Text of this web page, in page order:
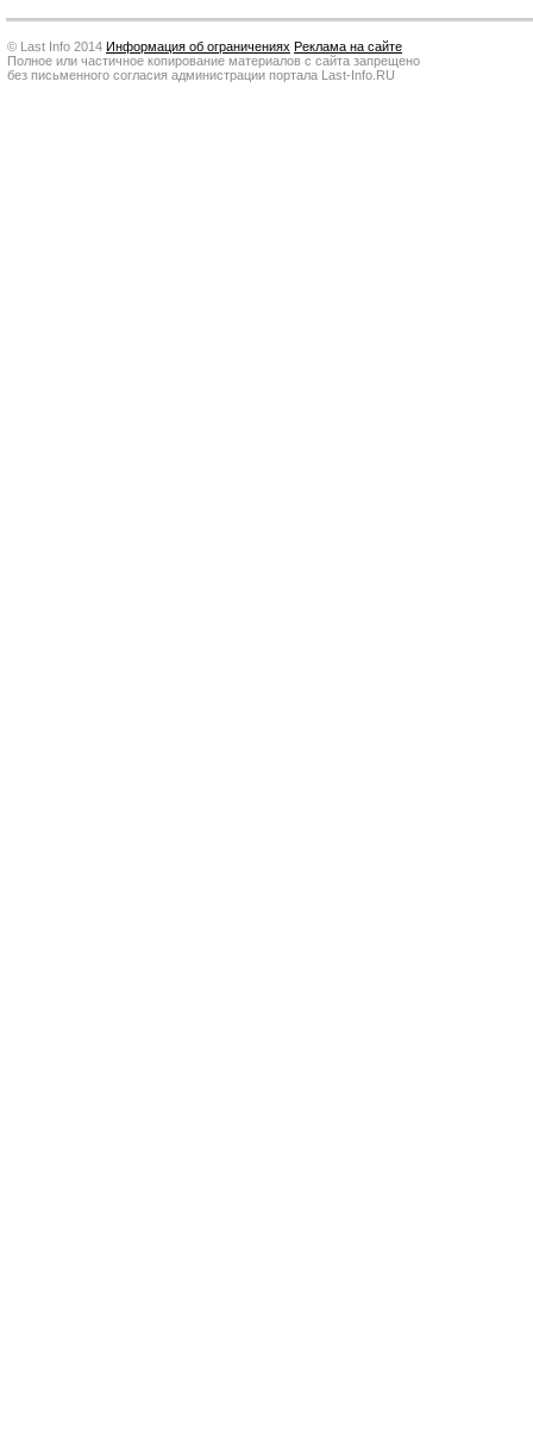
© Last Info 2014 Информация об ограничениях Реклама на сайте
Полное или частичное копирование материалов с сайта запрещено
без письменного согласия администрации портала Last-Info.RU